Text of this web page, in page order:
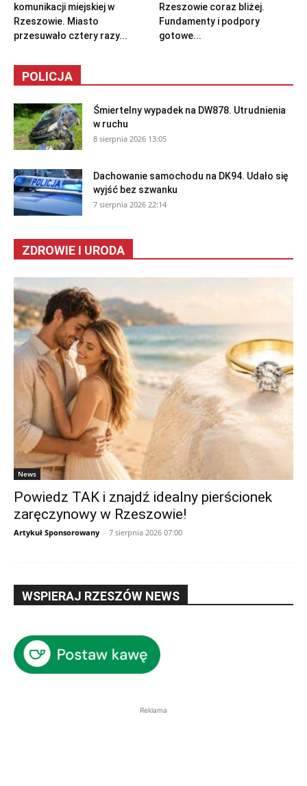
komunikacji miejskiej w
Rzeszowie. Miasto
przesuwało cztery razy...
Rzeszowie coraz bliżej.
Fundamenty i podpory
gotowe...
POLICJA
Śmiertelny wypadek na DW878. Utrudnienia
w ruchu
8 sierpnia 2026 13:05
Dachowanie samochodu na DK94. Udało się
wyjść bez szwanku
7 sierpnia 2026 22:14
ZDROWIE I URODA
News
Powiedz TAK i znajdź idealny pierścionek
zaręczynowy w Rzeszowie!
Artykuł Sponsorowany - 7 sierpnia 2026 07:00
WSPIERAJ RZESZÓW NEWS
Reklama